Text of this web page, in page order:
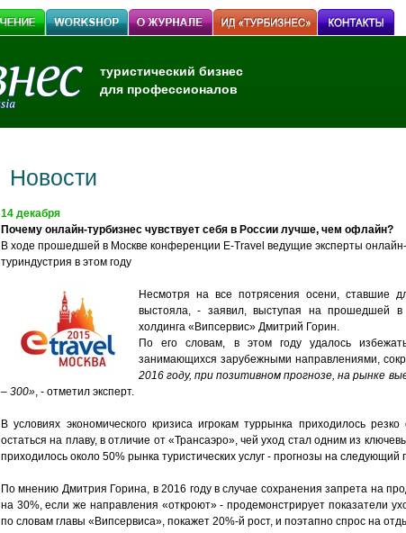
туристический бизнес
для профессионалов
Новости
14 декабря
Почему онлайн-турбизнес чувствует себя в России лучше, чем офлайн?
В ходе прошедшей в Москве конференции E-Travel ведущие эксперты
туриндустрия в этом году
Несмотря на все потрясения осени, ставшие
выстояла, - заявил, выступая на прошедшей в
холдинга «Випсервис» Дмитрий Горин.
По его словам, в этом году удалось избежать
занимающихся зарубежными направлениями,
2016 году, при позитивном прогнозе, на рынке
– 300», - отметил эксперт.
В условиях экономического кризиса игрокам туррынка приходилось
остаться на плаву, в отличие от «Трансаэро», чей уход стал одним из
приходилось около 50% рынка туристических услуг - прогнозы на следующий
По мнению Дмитрия Горина, в 2016 году в случае сохранения запрета на
на 30%, если же направления «откроют» - продемонстрирует показатели
по словам главы «Випсервиса», покажет 20%-й рост, и поэтапно спрос на